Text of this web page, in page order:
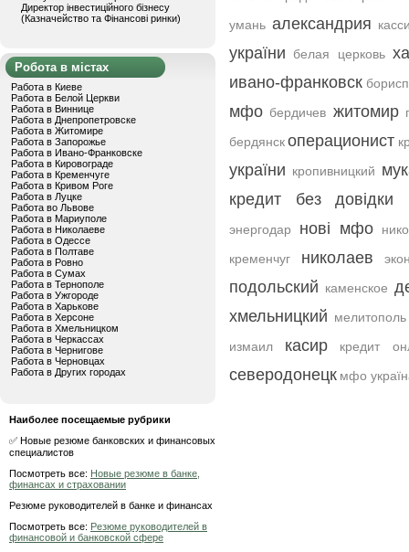
Директор інвестиційного бізнесу
(Казначейство та Фінансові ринки)
Робота в містах
Работа в Киеве
Работа в Белой Церкви
Работа в Виннице
Работа в Днепропетровске
Работа в Житомире
Работа в Запорожье
Работа в Ивано-Франковске
Работа в Кировограде
Работа в Кременчуге
Работа в Кривом Роге
Работа в Луцке
Работа во Львове
Работа в Мариуполе
Работа в Николаеве
Работа в Одессе
Работа в Полтаве
Работа в Ровно
Работа в Сумах
Работа в Тернополе
Работа в Ужгороде
Работа в Харькове
Работа в Херсоне
Работа в Хмельницком
Работа в Черкассах
Работа в Чернигове
Работа в Черновцах
Работа в Других городах
Наиболее посещаемые рубрики
✅ Новые резюме банковских и финансовых
специалистов
Посмотреть все: Новые резюме в банке,
финансах и страховании
Резюме руководителей в банке и финансах
Посмотреть все: Резюме руководителей в
финансовой и банковской сфере
умань александрия
україни белая церковь
ивано-франковск
мфо бердичев житомир
бердянск операционист
україни кропивницкий
кредит без довідки
энергодар нові мфо
кременчуг
николаев
подольский каменское
хмельницкий мелитополь
измаил
касир кредит
северодонецк мфо